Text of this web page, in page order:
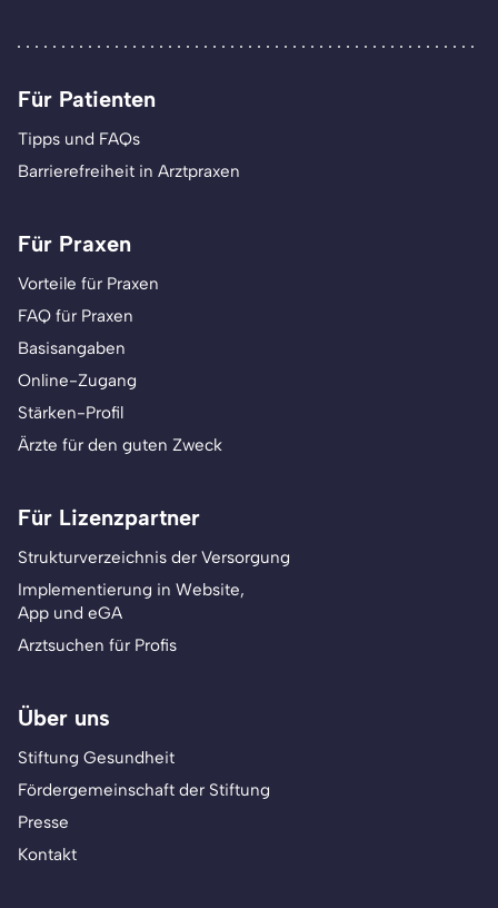
Für Patienten
Tipps und FAQs
Barrierefreiheit in Arztpraxen
Für Praxen
Vorteile für Praxen
FAQ für Praxen
Basisangaben
Online-Zugang
Stärken-Profil
Ärzte für den guten Zweck
Für Lizenzpartner
Strukturverzeichnis der Versorgung
Implementierung in Website,
App und eGA
Arztsuchen für Profis
Über uns
Stiftung Gesundheit
Fördergemeinschaft der Stiftung
Presse
Kontakt